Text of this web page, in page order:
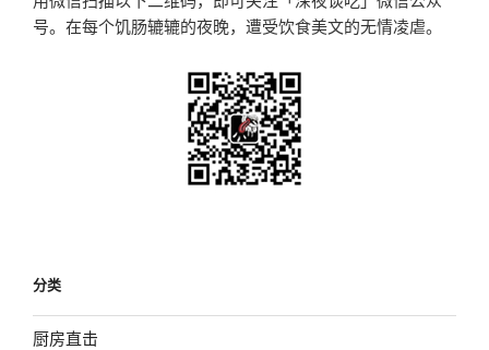
号。在每个饥肠辘辘的夜晚，遭受饮食美文的无情凌虐。
分类
厨房直击